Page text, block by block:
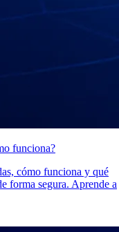
funciona?
cómo funciona y qué
forma segura. Aprende a